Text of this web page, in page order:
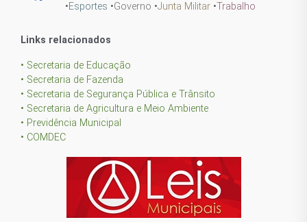
•Esportes •Governo •Junta Militar •Trabalho
Links relacionados
• Secretaria de Educação
• Secretaria de Fazenda
• Secretaria de Segurança Pública e Trânsito
• Secretaria de Agricultura e Meio Ambiente
• Previdência Municipal
• COMDEC